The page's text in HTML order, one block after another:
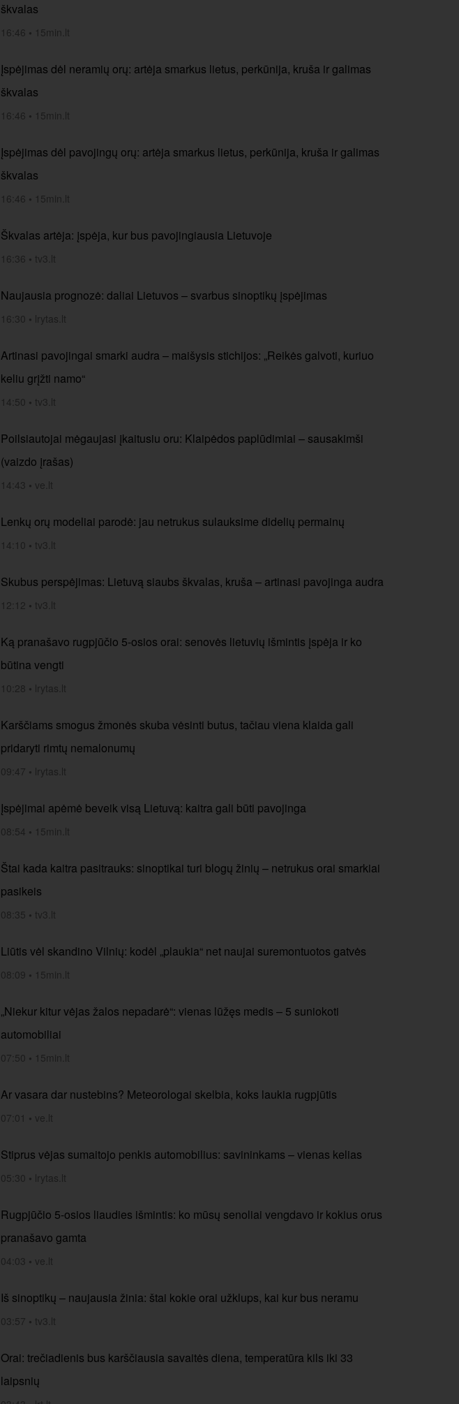
škvalas
16:46 • 15min.lt
Įspėjimas dėl neramių orų: artėja smarkus lietus, perkūnija, kruša ir galimas
škvalas
16:46 • 15min.lt
Įspėjimas dėl pavojingų orų: artėja smarkus lietus, perkūnija, kruša ir galimas
škvalas
16:46 • 15min.lt
Škvalas artėja: įspėja, kur bus pavojingiausia Lietuvoje
16:36 • tv3.lt
Naujausia prognozė: daliai Lietuvos – svarbus sinoptikų įspėjimas
16:30 • lrytas.lt
Artinasi pavojingai smarki audra – maišysis stichijos: „Reikės galvoti, kuriuo
keliu grįžti namo“
14:50 • tv3.lt
Poilsiautojai mėgaujasi įkaitusiu oru: Klaipėdos paplūdimiai – sausakimši
(vaizdo įrašas)
14:43 • ve.lt
Lenkų orų modeliai parodė: jau netrukus sulauksime didelių permainų
14:10 • tv3.lt
Skubus perspėjimas: Lietuvą siaubs škvalas, kruša – artinasi pavojinga audra
12:12 • tv3.lt
Ką pranašavo rugpjūčio 5-osios orai: senovės lietuvių išmintis įspėja ir ko
būtina vengti
10:28 • lrytas.lt
Karščiams smogus žmonės skuba vėsinti butus, tačiau viena klaida gali
pridaryti rimtų nemalonumų
09:47 • lrytas.lt
Įspėjimai apėmė beveik visą Lietuvą: kaitra gali būti pavojinga
08:54 • 15min.lt
Štai kada kaitra pasitrauks: sinoptikai turi blogų žinių – netrukus orai smarkiai
pasikeis
08:35 • tv3.lt
Liūtis vėl skandino Vilnių: kodėl „plaukia“ net naujai suremontuotos gatvės
08:09 • 15min.lt
„Niekur kitur vėjas žalos nepadarė“: vienas lūžęs medis – 5 suniokoti
automobiliai
07:50 • 15min.lt
Ar vasara dar nustebins? Meteorologai skelbia, koks laukia rugpjūtis
07:01 • ve.lt
Stiprus vėjas sumaitojo penkis automobilius: savininkams – vienas kelias
05:30 • lrytas.lt
Rugpjūčio 5-osios liaudies išmintis: ko mūsų senoliai vengdavo ir kokius orus
pranašavo gamta
04:03 • ve.lt
Iš sinoptikų – naujausia žinia: štai kokie orai užklups, kai kur bus neramu
03:57 • tv3.lt
Orai: trečiadienis bus karščiausia savaitės diena, temperatūra kils iki 33
laipsnių